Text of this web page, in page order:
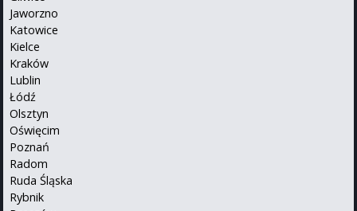
Jaworzno
Katowice
Kielce
Kraków
Lublin
Łódź
Olsztyn
Oświęcim
Poznań
Radom
Ruda Śląska
Rybnik